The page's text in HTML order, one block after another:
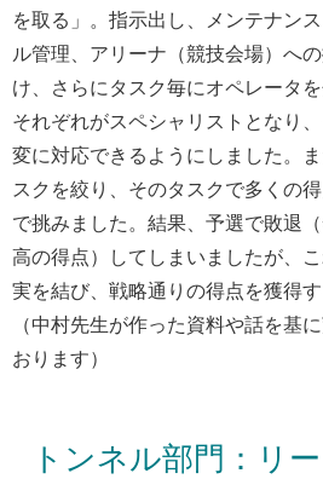
を取る」。指示出し、メンテナン
ル管理、アリーナ（競技会場）へ
け、さらにタスク毎にオペレータ
それぞれがスペシャリストとなり
変に対応できるようにしました。
スクを絞り、そのタスクで多くの
で挑みました。結果、予選で敗退
高の得点）してしまいましたが、
実を結び、戦略通りの得点を獲得す
（中村先生が作った資料や話を基
おります）
トンネル部門：リ